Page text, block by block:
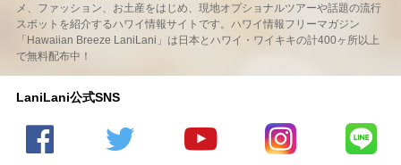
メ、ファッション、お土産をはじめ、現地オプショナルツアーや話題の流行
スポットを紹介するハワイ情報サイトです。ハワイ情報フリーマガジン
「Hawaiian Breeze LaniLani」は日本とハワイ・ワイキキの計400ヶ所以上
で無料配布中！
LaniLani公式SNS